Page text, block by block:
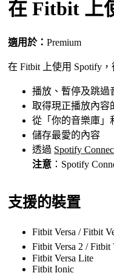
在 Fitbit 上
適用於： Premium
在 Fitbit 上使用 Spotify
播放、暫停及跳過
取得現正播放內容
從「你的音樂庫」
儲存最愛的內容
透過 Spotify
注意 ：Spotify
支援的裝置
Fitbit Versa / Fitbit
Fitbit Versa 2 / Fitbit
Fitbit Versa Lite
Fitbit Ionic